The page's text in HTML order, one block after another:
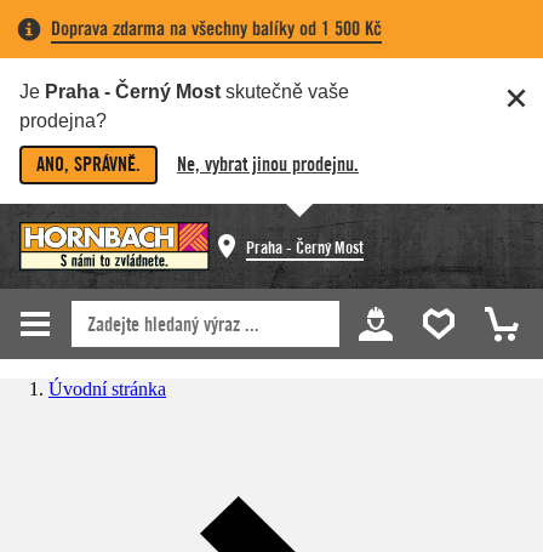
Doprava zdarma na všechny balíky od 1 500 Kč
Je Praha - Černý Most skutečně vaše
prodejna?
ANO, SPRÁVNĚ. Ne, vybrat jinou prodejnu.
Praha - Černý Most
Úvodní stránka